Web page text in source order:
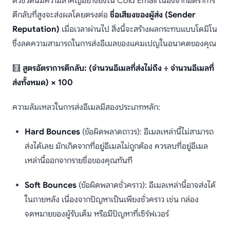
ตีกลับที่สูงจะส่งผลโดยตรงต่อ ชื่อเสียงของผู้ส่ง (Sender
Reputation) เมื่อเวลาผ่านไป สิ่งนี้จะสร้างผลกระทบแบบโดมิโน
ซึ่งลดความสามารถในการส่งอีเมลของแคมเปญในอนาคตของคุณ
🧮 สูตรอัตราการตีกลับ: (จำนวนอีเมลที่ส่งไม่ถึง ÷ จำนวนอีเมลที่
ส่งทั้งหมด) × 100
ความล้มเหลวในการส่งอีเมลมีสองประเภทหลัก:
Hard Bounces (ข้อผิดพลาดถาวร): อีเมลเหล่านี้ไม่สามารถ
ส่งได้เลย มักเกิดจากที่อยู่อีเมลไม่ถูกต้อง ควรลบที่อยู่อีเมล
เหล่านี้ออกจากรายชื่อของคุณทันที
Soft Bounces (ข้อผิดพลาดชั่วคราว): อีเมลเหล่านี้อาจส่งได้
ในภายหลัง เนื่องจากปัญหาเป็นเพียงชั่วคราว เช่น กล่อง
จดหมายของผู้รับเต็ม หรือมีปัญหาที่เซิร์ฟเวอร์